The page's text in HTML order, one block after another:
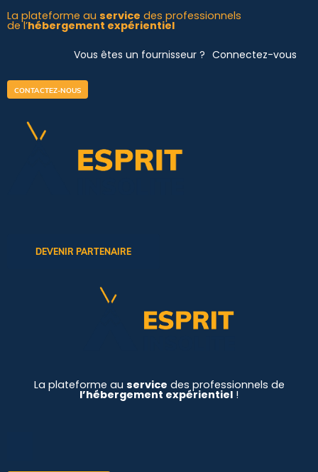
Aller
au
La plateforme au service des professionnels
de l’hébergement expérientiel
Vous êtes un fournisseur ? Connectez-vous
CONTACTEZ-NOUS
DEVENIR PARTENAIRE
La plateforme au service des professionnels de
l’hébergement expérientiel !